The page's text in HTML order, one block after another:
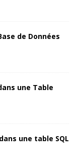
de Données
une Table
une table SQL